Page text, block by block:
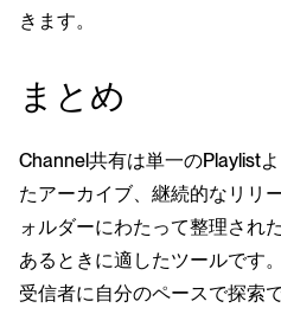
きます。
まとめ
Channel共有は単一のPlaylist
たアーカイブ、継続的なリリ
ォルダーにわたって整理され
あるときに適したツールです
受信者に自分のペースで探索